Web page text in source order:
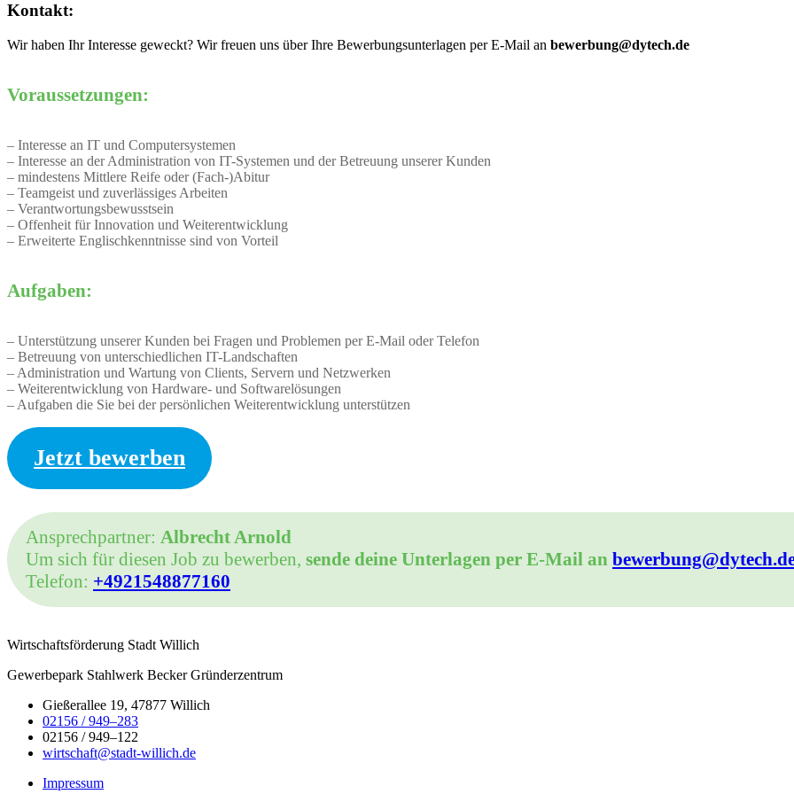
Kontakt:
Wir haben Ihr Interesse geweckt? Wir freuen uns über Ihre Bewerbungsunterlagen per E-Mail an bewerbung@dytech.de
Voraussetzungen:
– Interesse an IT und Computersystemen
– Interesse an der Administration von IT-Systemen und der Betreuung unserer Kunden
– mindestens Mittlere Reife oder (Fach-)Abitur
– Teamgeist und zuverlässiges Arbeiten
– Verantwortungsbewusstsein
– Offenheit für Innovation und Weiterentwicklung
– Erweiterte Englischkenntnisse sind von Vorteil
Aufgaben:
– Unterstützung unserer Kunden bei Fragen und Problemen per E-Mail oder Telefon
– Betreuung von unterschiedlichen IT-Landschaften
– Administration und Wartung von Clients, Servern und Netzwerken
– Weiterentwicklung von Hardware- und Softwarelösungen
– Aufgaben die Sie bei der persönlichen Weiterentwicklung unterstützen
Jetzt bewerben
Ansprechpartner: Albrecht Arnold
Um sich für diesen Job zu bewerben, sende deine Unterlagen per E-Mail an
Telefon: +4921548877160
Wirtschaftsförderung Stadt Willich
Gewerbepark Stahlwerk Becker Gründerzentrum
Gießerallee 19, 47877 Willich
02156 / 949–283
02156 / 949–122
wirtschaft@stadt-willich.de
Impressum